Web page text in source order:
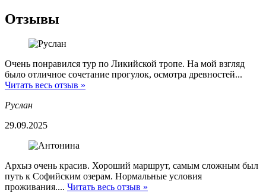
Отзывы
Очень понравился тур по Ликийской тропе. На мой взгляд
было отличное сочетание прогулок, осмотра древностей...
Читать весь отзыв »
Руслан
29.09.2025
Архыз очень красив. Хороший маршрут, самым сложным был
путь к Софийским озерам. Нормальные условия
проживания.... Читать весь отзыв »